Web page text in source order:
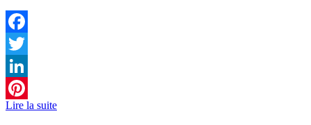
Facebook
Twitter
LinkedIn
Pinterest
Lire la suite